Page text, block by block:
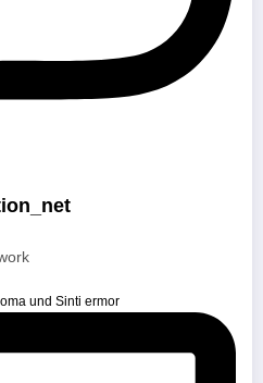
und Sinti ermor